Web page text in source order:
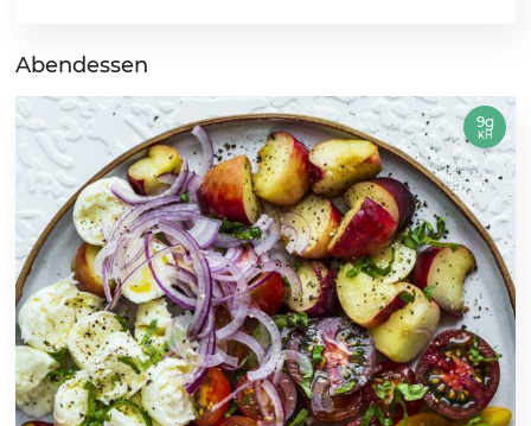
Abendessen
9g
KH